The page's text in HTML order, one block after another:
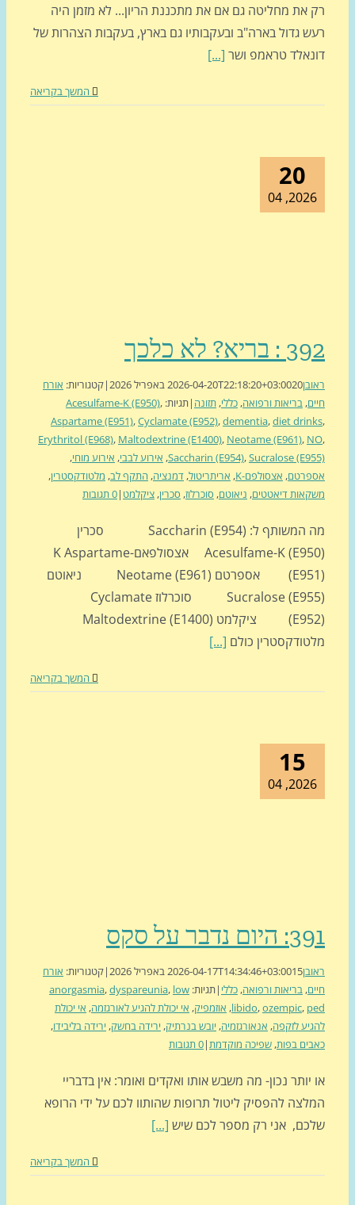
את מחליטה גם אם את מתכננת הריון... לא מזמן היה
גדול בארה"ב ובעקבותיו גם בארץ, בעקבות הצהרות של
טראמפ ושר[...]
המשך בקריאה
2026-04-20T22:18:20+03:00
|קטגוריות:אורח
בריאות ורפואה,כללי,תזונה|תגיות: Acesulfame-K (E950),
Aspartame (E951),Cyclamate (E952),dementia,diet
Erythritol (E968),Maltodextrine (E1400),Neotame (E961)
Saccharin (E954),Sucralose
,אירוע לבבי,אירוע מוחי,
אצסולפם-K ,אריתריטול ,דמנציה,התקף לב ,מלטודקסטרין,
דיאטטים,ניאוטם,סוכרלוז,סכרין,ציקלמט|0 תגובות
מה המשותף ל: Saccharin (E954) סכרין
Acesulfame-K (E950) אצסולפאם-K Aspartame
(E951) אספרטם Neotame (E961) ניאוטם
Sucralose (E955) סוכרלוז Cyclamate
(E952) ציקלמט Maltodextrine (E1400)
כולם[...]
המשך בקריאה
2026-04-17T14:34:46+03:00
|קטגוריות:אורח
בריאות ורפואה,כללי|תגיות: anorgasmia,dyspareunia,low
libido,ozempic
,אוזמפיק,אי יכולת להגיע לאורגזמה ,אי יכולת
לזקפה,אנאורגזמיה,יובש בנרתיק,ירידה בחשק,ירידה בליבידו,
בפות,שפיכה מוקדמת| 0 תגובות
יותר נכון- מה משבש אותו ואקדים ואומר: אין בדבריי
להפסיק ליטול תרופות שהותוו לכם על ידי הרופא
אני רק מספר לכם שיש[...]
המשך בקריאה